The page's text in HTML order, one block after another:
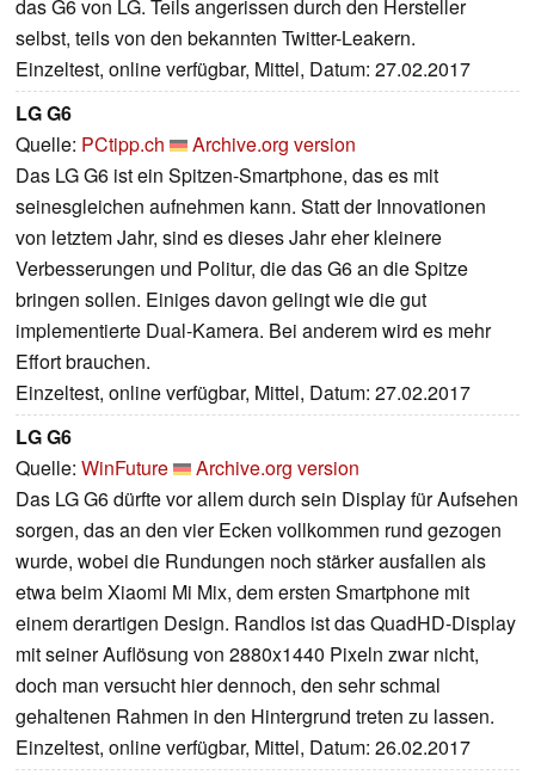
das G6 von LG. Teils angerissen durch den Hersteller
selbst, teils von den bekannten Twitter-Leakern.
Einzeltest, online verfügbar, Mittel, Datum: 27.02.2017
LG G6
Quelle: PCtipp.ch
Archive.org version
Das LG G6 ist ein Spitzen-Smartphone, das es mit
seinesgleichen aufnehmen kann. Statt der Innovationen
von letztem Jahr, sind es dieses Jahr eher kleinere
Verbesserungen und Politur, die das G6 an die Spitze
bringen sollen. Einiges davon gelingt wie die gut
implementierte Dual-Kamera. Bei anderem wird es mehr
Effort brauchen.
Einzeltest, online verfügbar, Mittel, Datum: 27.02.2017
LG G6
Quelle: WinFuture
Archive.org version
Das LG G6 dürfte vor allem durch sein Display für Aufsehen
sorgen, das an den vier Ecken vollkommen rund gezogen
wurde, wobei die Rundungen noch stärker ausfallen als
etwa beim Xiaomi Mi Mix, dem ersten Smartphone mit
einem derartigen Design. Randlos ist das QuadHD-Display
mit seiner Auflösung von 2880x1440 Pixeln zwar nicht,
doch man versucht hier dennoch, den sehr schmal
gehaltenen Rahmen in den Hintergrund treten zu lassen.
Einzeltest, online verfügbar, Mittel, Datum: 26.02.2017